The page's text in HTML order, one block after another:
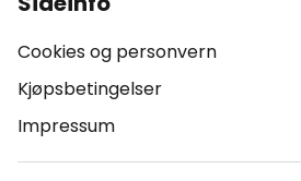
Cookies og personvern
Kjøpsbetingelser
Impressum